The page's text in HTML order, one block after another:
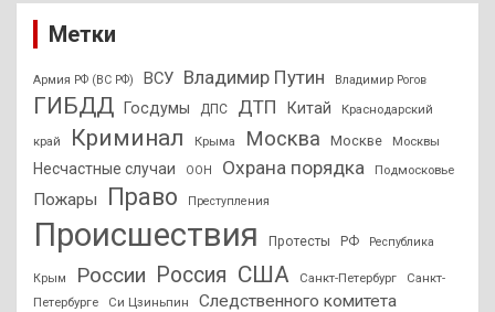
Метки
Армия РФ (ВС РФ) ВСУ Владимир Путин Владимир Рогов
ГИБДД Госдумы ДПС ДТП Китай Краснодарский
край Криминал Крыма Москва Москве Москвы
Несчастные случаи ООН Охрана порядка Подмосковье
Пожары Право Преступления
Происшествия Протесты РФ Республика
Крым России Россия США Санкт-Петербург
Санкт-
Петербурге
Си Цзиньпин
Следственного комитета